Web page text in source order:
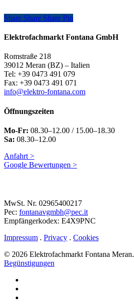
Share
Share Share Share Pin
Elektrofachmarkt Fontana GmbH
Romstraße 218
39012 Meran (BZ) – Italien
Tel: +39 0473 491 079
Fax: +39 0473 491 071
info@elektro-fontana.com
Öffnungszeiten
Mo-Fr: 08.30–12.00 / 15.00–18.30
Sa: 08.30–12.00
Anfahrt >
Google Bewertungen >
MwSt. Nr. 02965400217
Pec: fontanavgmbh@pec.it
Empfängerkodex: E4X9PNC
Impressum . Privacy . Cookies
© 2026 Elektrofachmarkt Fontana Meran.
Begünstigungen